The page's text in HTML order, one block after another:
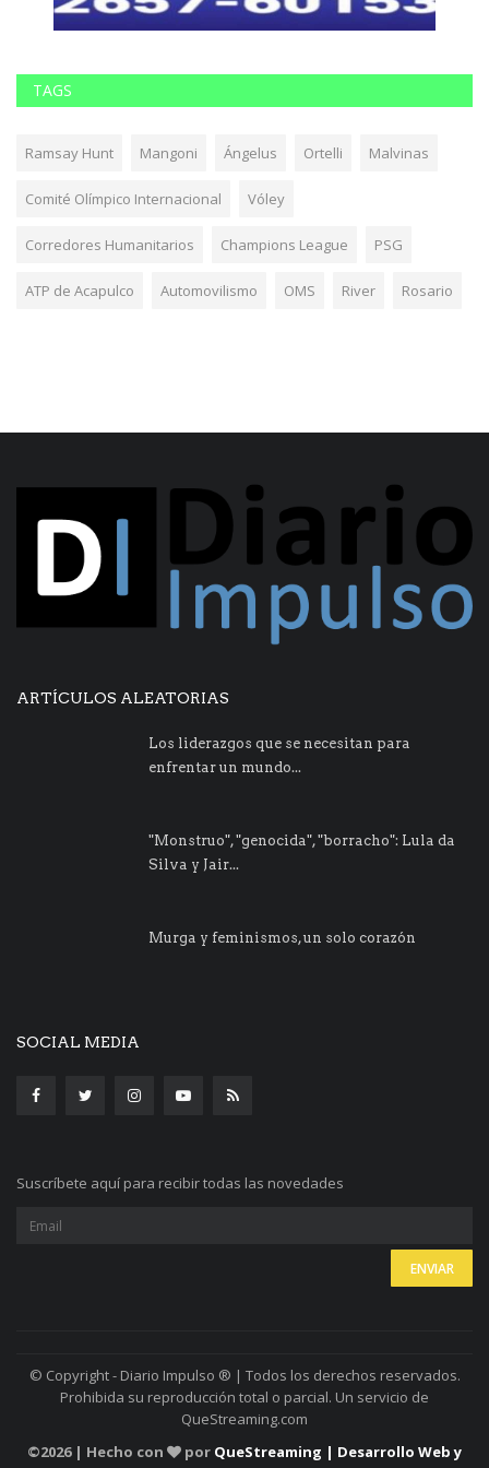
TAGS
Ramsay Hunt Mangoni Ángelus Ortelli Malvinas
Comité Olímpico Internacional Vóley
Corredores Humanitarios Champions League PSG
ATP de Acapulco Automovilismo OMS River Rosario
ARTÍCULOS ALEATORIAS
Los liderazgos que se necesitan para
enfrentar un mundo...
"Monstruo", "genocida", "borracho": Lula da
Silva y Jair...
Murga y feminismos, un solo corazón
SOCIAL MEDIA
Suscríbete aquí para recibir todas las novedades
© Copyright - Diario Impulso ® | Todos los derechos reservados.
Prohibida su reproducción total o parcial. Un servicio de
QueStreaming.com
©2026 | Hecho con por QueStreaming | Desarrollo Web y